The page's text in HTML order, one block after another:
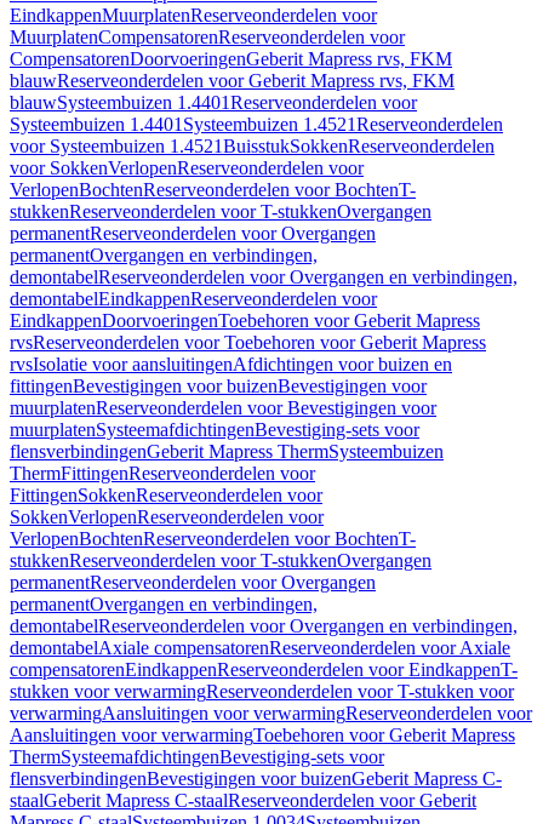
EindkappenMuurplatenReserveonderdelen voor
MuurplatenCompensatorenReserveonderdelen voor
CompensatorenDoorvoeringenGeberit Mapress rvs, FKM
blauwReserveonderdelen voor Geberit Mapress rvs, FKM
blauwSysteembuizen 1.4401Reserveonderdelen voor
Systeembuizen 1.4401 Systeembuizen 1.4521Reserveonderdelen
voor Systeembuizen 1.4521BuisstukSokkenReserveonderdelen
voor SokkenVerlopenReserveonderdelen voor
VerlopenBochtenReserveonderdelen voor BochtenT-
stukkenReserveonderdelen voor T-stukkenOvergangen
permanentReserveonderdelen voor Overgangen
permanentOvergangen en verbindingen,
demontabelReserveonderdelen voor Overgangen en verbindingen,
demontabelEindkappenReserveonderdelen voor
EindkappenDoorvoeringenToebehoren voor Geberit Mapress
rvsReserveonderdelen voor Toebehoren voor Geberit Mapress
rvsIsolatie voor aansluitingenAfdichtingen voor buizen en
fittingenBevestigingen voor buizenBevestigingen voor
muurplatenReserveonderdelen voor Bevestigingen voor
muurplatenSysteemafdichtingenBevestiging-sets voor
flensverbindingenGeberit Mapress ThermSysteembuizen
ThermFittingenReserveonderdelen voor
FittingenSokkenReserveonderdelen voor
SokkenVerlopenReserveonderdelen voor
VerlopenBochtenReserveonderdelen voor BochtenT-
stukkenReserveonderdelen voor T-stukkenOvergangen
permanentReserveonderdelen voor Overgangen
permanentOvergangen en verbindingen,
demontabelReserveonderdelen voor Overgangen en verbindingen,
demontabelAxiale compensatorenReserveonderdelen voor Axiale
compensatorenEindkappenReserveonderdelen voor EindkappenT-
stukken voor verwarmingReserveonderdelen voor T-stukken voor
verwarmingAansluitingen voor verwarmingReserveonderdelen voor
Aansluitingen voor verwarmingToebehoren voor Geberit Mapress
ThermSysteemafdichtingenBevestiging-sets voor
flensverbindingenBevestigingen voor buizenGeberit Mapress C-
staalGeberit Mapress C-staalReserveonderdelen voor Geberit